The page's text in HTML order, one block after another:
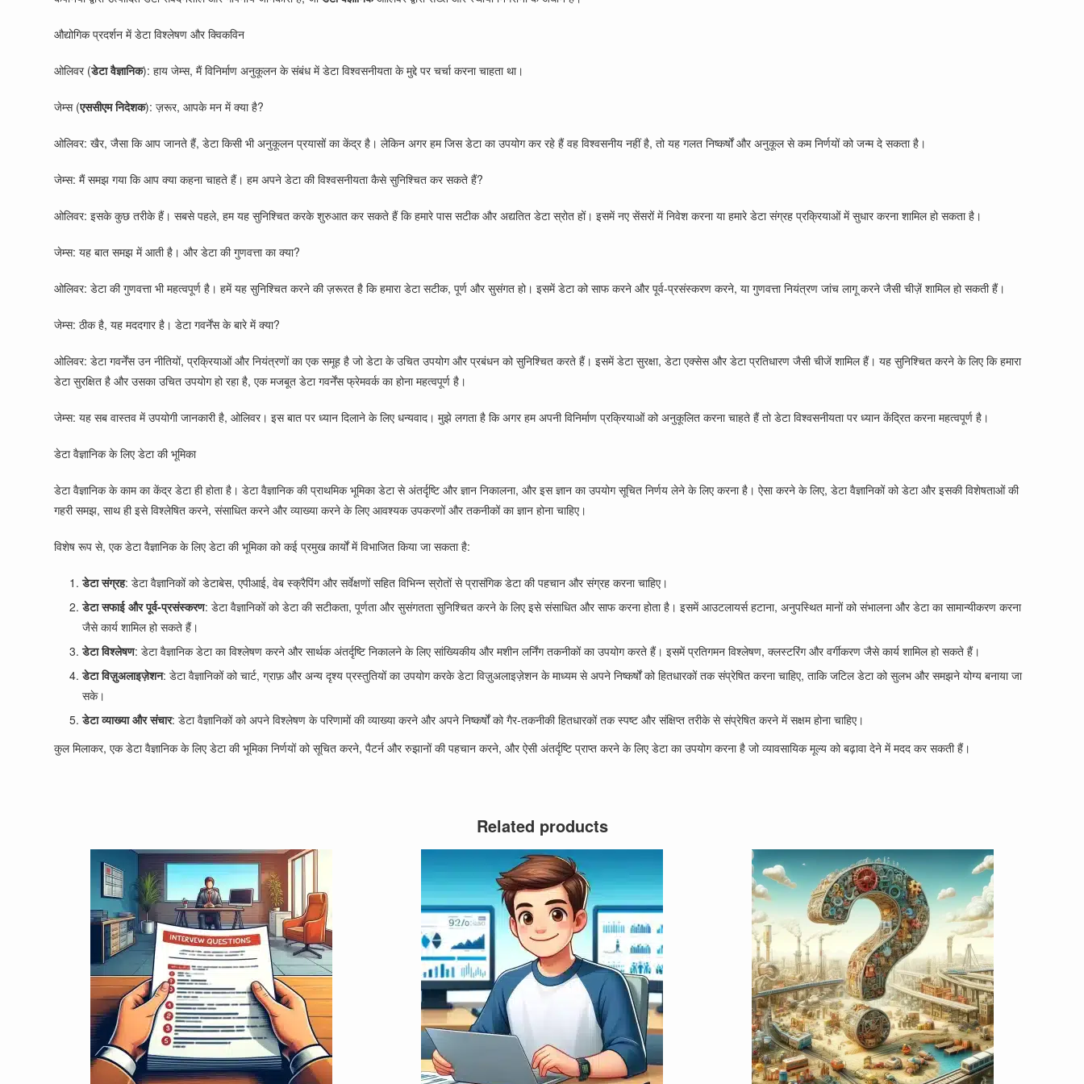
औद्योगिक प्रदर्शन में डेटा विश्लेषण और क्विकविन
ओलिवर (डेटा वैज्ञानिक): हाय जेम्स, मैं विनिर्माण अनुकूलन के संबंध में डेटा विश्वसनीयता के मुद्दे पर चर्चा करना चाहता था।
जेम्स (एससीएम निदेशक): ज़रूर, आपके मन में क्या है?
ओलिवर: खैर, जैसा कि आप जानते हैं, डेटा किसी भी अनुकूलन प्रयासों का केंद्र है। लेकिन अगर हम जिस डेटा का उपयोग कर रहे हैं वह विश्वसनीय नहीं है, तो यह गलत निष्कर्षों और अनुकूल से कम निर्णयों को जन्म दे सकता है।
जेम्स: मैं समझ गया कि आप क्या कहना चाहते हैं। हम अपने डेटा की विश्वसनीयता कैसे सुनिश्चित कर सकते हैं?
ओलिवर: इसके कुछ तरीके हैं। सबसे पहले, हम यह सुनिश्चित करके शुरुआत कर सकते हैं कि हमारे पास सटीक और अद्यतित डेटा स्रोत हों। इसमें नए सेंसरों में निवेश करना या हमारे डेटा संग्रह प्रक्रियाओं में सुधार करना शामिल हो सकता है।
जेम्स: यह बात समझ में आती है। और डेटा की गुणवत्ता का क्या?
ओलिवर: डेटा की गुणवत्ता भी महत्वपूर्ण है। हमें यह सुनिश्चित करने की ज़रूरत है कि हमारा डेटा सटीक, पूर्ण और सुसंगत हो। इसमें डेटा को साफ करने और पूर्व-प्रसंस्करण करने, या गुणवत्ता नियंत्रण जांच लागू करने जैसी चीज़ें शामिल हो सकती हैं।
जेम्स: ठीक है, यह मददगार है। डेटा गवर्नेंस के बारे में क्या?
ओलिवर: डेटा गवर्नेंस उन नीतियों, प्रक्रियाओं और नियंत्रणों का एक समूह है जो डेटा के उचित उपयोग और प्रबंधन को सुनिश्चित करते हैं। इसमें डेटा सुरक्षा, डेटा एक्सेस और डेटा प्रतिधारण जैसी चीजें शामिल हैं। यह सुनिश्चित करने के लिए कि हमारा
डेटा सुरक्षित है और उसका उचित उपयोग हो रहा है, एक मजबूत डेटा गवर्नेंस फ्रेमवर्क का होना महत्वपूर्ण है।
जेम्स: यह सब वास्तव में उपयोगी जानकारी है, ओलिवर। इस बात पर ध्यान दिलाने के लिए धन्यवाद। मुझे लगता है कि अगर हम अपनी विनिर्माण प्रक्रियाओं को अनुकूलित करना चाहते हैं तो डेटा विश्वसनीयता पर ध्यान केंद्रित करना महत्वपूर्ण है।
डेटा वैज्ञानिक के लिए डेटा की भूमिका
डेटा वैज्ञानिक के काम का केंद्र डेटा ही होता है। डेटा वैज्ञानिक की प्राथमिक भूमिका डेटा से अंतर्दृष्टि और ज्ञान निकालना, और इस ज्ञान का उपयोग सूचित निर्णय लेने के लिए करना है। ऐसा करने के लिए, डेटा वैज्ञानिकों को डेटा और इसकी विशेषताओं की
गहरी समझ, साथ ही इसे विश्लेषित करने, संसाधित करने और व्याख्या करने के लिए आवश्यक उपकरणों और तकनीकों का ज्ञान होना चाहिए।
विशेष रूप से, एक डेटा वैज्ञानिक के लिए डेटा की भूमिका को कई प्रमुख कार्यों में विभाजित किया जा सकता है:
डेटा संग्रह: डेटा वैज्ञानिकों को डेटाबेस, एपीआई, वेब स्क्रैपिंग और सर्वेक्षणों सहित विभिन्न स्रोतों से प्रासंगिक डेटा की पहचान और संग्रह करना चाहिए।
डेटा सफाई और पूर्व-प्रसंस्करण: डेटा वैज्ञानिकों को डेटा की सटीकता, पूर्णता और सुसंगतता सुनिश्चित करने के लिए इसे संसाधित और साफ करना होता है। इसमें आउटलायर्स हटाना, अनुपस्थित मानों को संभालना और डेटा का सामान्यीकरण करना
जैसे कार्य शामिल हो सकते हैं।
डेटा विश्लेषण: डेटा वैज्ञानिक डेटा का विश्लेषण करने और सार्थक अंतर्दृष्टि निकालने के लिए सांख्यिकीय और मशीन लर्निंग तकनीकों का उपयोग करते हैं। इसमें प्रतिगमन विश्लेषण, क्लस्टरिंग और वर्गीकरण जैसे कार्य शामिल हो सकते हैं।
डेटा विज़ुअलाइज़ेशन: डेटा वैज्ञानिकों को चार्ट, ग्राफ़ और अन्य दृश्य प्रस्तुतियों का उपयोग करके डेटा विज़ुअलाइज़ेशन के माध्यम से अपने निष्कर्षों को हितधारकों तक संप्रेषित करना चाहिए, ताकि जटिल डेटा को सुलभ और समझने योग्य बनाया जा
सके।
डेटा व्याख्या और संचार: डेटा वैज्ञानिकों को अपने विश्लेषण के परिणामों की व्याख्या करने और अपने निष्कर्षों को गैर-तकनीकी हितधारकों तक स्पष्ट और संक्षिप्त तरीके से संप्रेषित करने में सक्षम होना चाहिए।
कुल मिलाकर, एक डेटा वैज्ञानिक के लिए डेटा की भूमिका निर्णयों को सूचित करने, पैटर्न और रुझानों की पहचान करने, और ऐसी अंतर्दृष्टि प्राप्त करने के लिए डेटा का उपयोग करना है जो व्यावसायिक मूल्य को बढ़ावा देने में मदद कर सकती हैं।
Related products